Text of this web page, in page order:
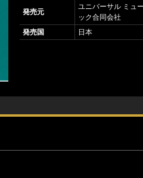
発売元
ユニバーサル ミュ
ック合同会社
発売国
日本